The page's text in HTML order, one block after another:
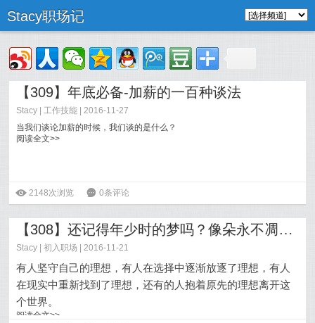
Stacy职场记
【309】年底必备-加薪的一百种谈法
Stacy |工作技能 | 2016-11-27
当我们谈论加薪的时候，我们谈的是什么？
阅读全文>>
ė 2148次浏览 6 0条评论
【308】还记得年少时的梦吗？像朵永不凋零的花
Stacy |初入职场 | 2016-11-21
有人坚守自己的理想，有人在选择中逐渐放逐了理想，有人
在现实中重新找到了理想，还有的人抱着原先的理想离开这
个世界。
阅读全文>>